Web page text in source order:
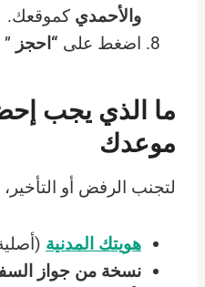
والأحمدي كموقعك.
اضغط على “احجز
ما الذي يجب
موعدك
لتجنب الرفض أو
هويتك المدنية
نسخة من جواز